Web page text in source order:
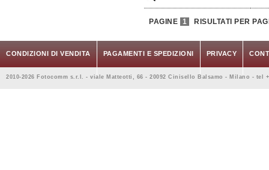
PAGINE 1 RISULTATI PER
CONDIZIONI DI VENDITA PAGAMENTI E SPEDIZIONI PRIVACY
2010-2026 Fotocomm s.r.l. - viale Matteotti, 66 - 20092 Cinisello Balsamo - Milano - tel